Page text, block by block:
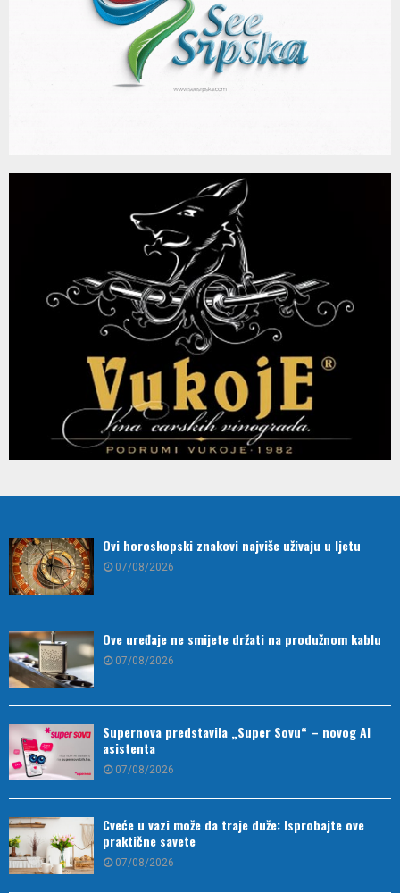
Ovi horoskopski znakovi najviše uživaju u ljetu
07/08/2026
Ove uređaje ne smijete držati na produžnom kablu
07/08/2026
Supernova predstavila „Super Sovu“ – novog AI
asistenta
07/08/2026
Cveće u vazi može da traje duže: Isprobajte ove
praktične savete
07/08/2026